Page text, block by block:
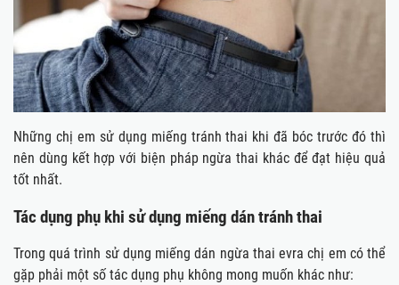
Những chị em sử dụng miếng tránh thai khi đã bóc trước đó thì
nên dùng kết hợp với biện pháp ngừa thai khác để đạt hiệu quả
tốt nhất.
Tác dụng phụ khi sử dụng miếng dán tránh thai
Trong quá trình sử dụng miếng dán ngừa thai evra chị em có thể
gặp phải một số tác dụng phụ không mong muốn khác như: